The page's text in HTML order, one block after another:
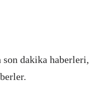
dakika haberleri,